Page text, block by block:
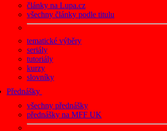
články na Lupa.cz
všechny články podle titulu
tematické výběry
seriály
tutoriály
kurzy
slovníky
Přednášky
všechny přednášky
přednášky na MFF UK